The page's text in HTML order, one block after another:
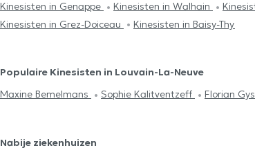
Kinesisten in Genappe
Kinesisten in Walhain
Kinesisten in Grez-Doiceau
Kinesisten in Baisy-Thy
Populaire Kinesisten in Louvain-La-Neuve
Maxine Bemelmans
Sophie Kalitventzeff Florian
Nabije ziekenhuizen